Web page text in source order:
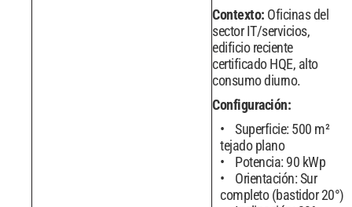
Contexto: Oficinas del
sector IT/servicios,
edificio reciente
certificado HQE, alto
consumo diurno.
Configuración:
Superficie: 500 m²
tejado plano
Potencia: 90 kWp
Orientación: Sur
completo (bastidor 20°)